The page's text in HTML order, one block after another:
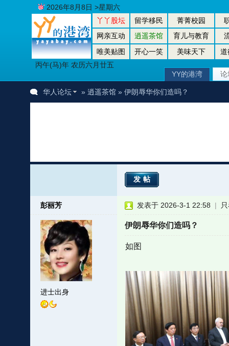
丫丫股坛 留学移民 菁菁校园
网亲互动
逍遥茶馆 育儿与教育
唯美贴图
开心一笑 美味天下
道
丙午(马)年 农历六月廿五
2026年8月8日 >星期六
YY的港湾 论
华人论坛 » 逍遥茶馆» 伊朗辱华你们造吗？
发帖
彭丽芳
进士出身
发表于 2026-3-1 22:58 |
伊朗辱华你们造吗？
如图